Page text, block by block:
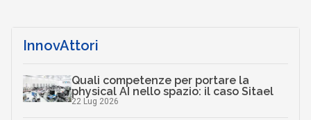
InnovAttori
Quali competenze per portare la
physical AI nello spazio: il caso Sitael
22 Lug 2026